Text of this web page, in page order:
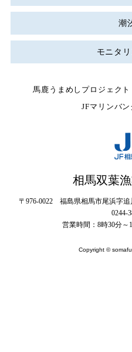
潮
モニタ
馬鹿うまめしプロジェクト
JFマリンバン
相馬双葉
〒976-0022 福島県相馬市尾浜字
0244-
営業時間：8時30分～
Copyright ©